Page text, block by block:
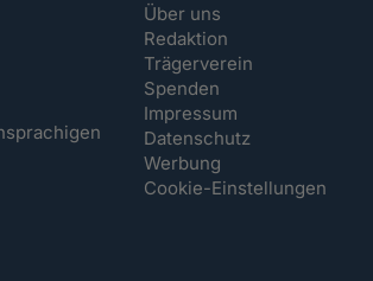
Über uns
Redaktion
Trägerverein
Spenden
Impressum
Datenschutz
Werbung
Cookie-Einstellungen